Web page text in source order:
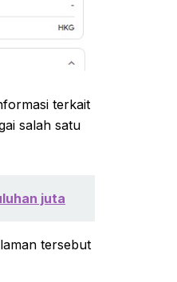
terkait
salah satu
juta
tersebut